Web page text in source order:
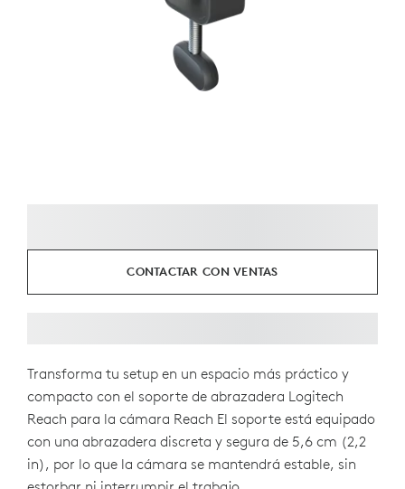
CONTACTAR CON VENTAS
Transforma tu setup en un espacio más práctico y
compacto con el soporte de abrazadera Logitech
Reach para la cámara Reach El soporte está equipado
con una abrazadera discreta y segura de 5,6 cm (2,2
in), por lo que la cámara se mantendrá estable, sin